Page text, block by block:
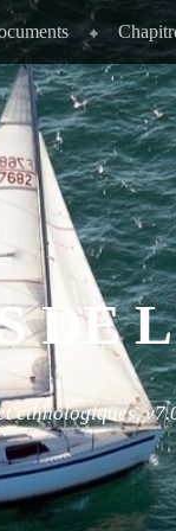
DE
ethnologiques.